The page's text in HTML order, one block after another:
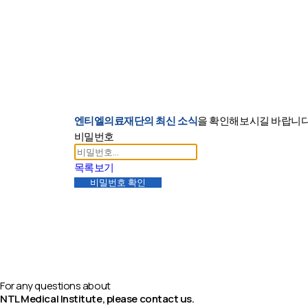
엔티엘의료재단의 최신 소식을 확인해보시길 바랍니
비밀번호
목록보기
비밀번호 확인
문의하기
For any questions about
NTL Medical Institute, please contact us.